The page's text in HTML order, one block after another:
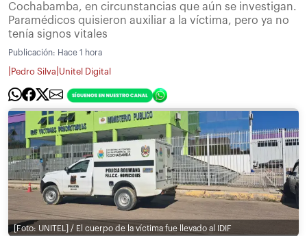
Cochabamba, en circunstancias que aún se investigan.
Paramédicos quisieron auxiliar a la víctima, pero ya no
tenía signos vitales
Publicación: Hace 1 hora
Pedro Silva Unitel Digital
[Foto: UNITEL] / El cuerpo de la víctima fue llevado al IDIF